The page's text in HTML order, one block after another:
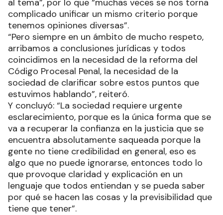
complicado unificar un mismo criterio porque
tenemos opiniones diversas”.
“Pero siempre en un ámbito de mucho respeto,
arribamos a conclusiones jurídicas y todos
coincidimos en la necesidad de la reforma del
Código Procesal Penal, la necesidad de la
sociedad de clarificar sobre estos puntos que
estuvimos hablando”, reiteró.
Y concluyó: “La sociedad requiere urgente
esclarecimiento, porque es la única forma que se
va a recuperar la confianza en la justicia que se
encuentra absolutamente saqueada porque la
gente no tiene credibilidad en general, eso es
algo que no puede ignorarse, entonces todo lo
que provoque claridad y explicación en un
lenguaje que todos entiendan y se pueda saber
por qué se hacen las cosas y la previsibilidad que
tiene que tener”.